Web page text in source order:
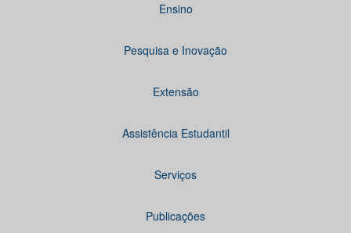
Ensino
Pesquisa e Inovação
Extensão
Assistência Estudantil
Serviços
Publicações